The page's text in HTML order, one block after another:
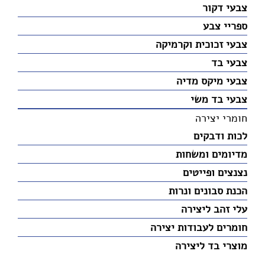
צבעי דקור
ספריי צבע
צבעי זכוכית וקרמיקה
צבעי בד
צבעי מיקס מדיה
צבעי בד משי
חומרי יצירה
לכות ודבקים
מדיומים ומשחות
נצנצים ופייטים
הכנת סבונים ונרות
עלי זהב ליצירה
חומרים לעבודות יצירה
מוצרי בד ליצירה